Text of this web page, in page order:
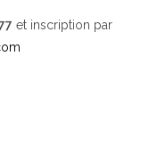
et inscription par